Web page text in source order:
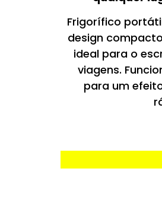
Frigorífico
design
ideal para o
viagens.
para um